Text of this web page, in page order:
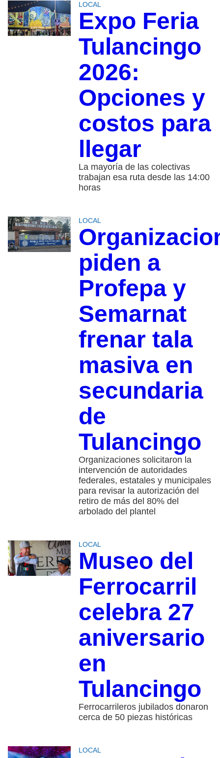
LOCAL
Expo Feria
Tulancingo
2026:
Opciones y
costos para
llegar
La mayoría de las colectivas
trabajan esa ruta desde las 14:00
horas
LOCAL
piden a
Profepa y
Semarnat
frenar tala
masiva en
secundaria
de
Tulancingo
Organizaciones solicitaron la
intervención de autoridades
federales, estatales y municipales
para revisar la autorización del
retiro de más del 80% del
arbolado del plantel
LOCAL
Museo del
Ferrocarril
celebra 27
aniversario
en
Tulancingo
Ferrocarrileros jubilados donaron
cerca de 50 piezas históricas
LOCAL